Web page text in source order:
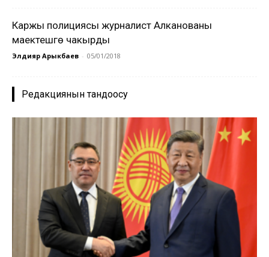
Каржы полициясы журналист Алканованы
маектешүүгө чакырды
Элдияр Арыкбаев - 05/01/2018
Редакциянын тандоосу